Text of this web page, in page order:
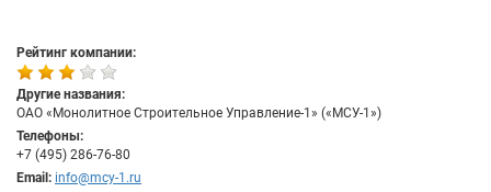
Рейтинг компании:
Другие названия:
ОАО «Монолитное Строительное Управление-1» («МСУ-1»)
Телефоны:
+7 (495) 286-76-80
Email: info@mcy-1.ru